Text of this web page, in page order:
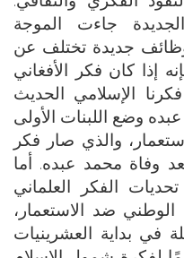
جاءت الموجة
وظائف جديدة تختلف عن
إذا كان فكر الأفغاني
الإسلامي الحديث
وضع اللبنات الأولى
والذي صار فكر
وفاة محمد عبده. أما
الفكر العلماني
الوطني ضد الاستعمار،
في بداية العشرينيات